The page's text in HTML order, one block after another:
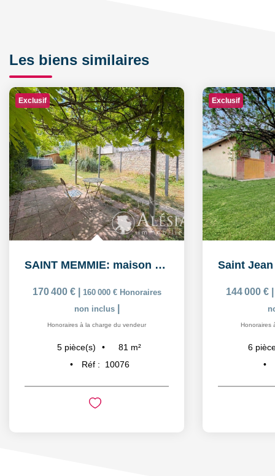
Les biens similaires
Exclusif
SAINT MEMMIE: maison de 5 pièces sur 574m² de parcelle de...
170 400 € 160 000 € Honoraires
non inclus
Honoraires à la charge du vendeur
5 pièce(s) 81 m²
Réf :
10076
Exclusif
144 000 €
Honoraires
6